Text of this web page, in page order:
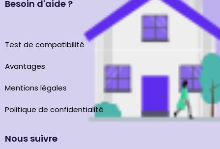
Besoin d'aide ?
Test de compatibilité
Avantages
Mentions légales
Politique de confidentialité
Nous suivre